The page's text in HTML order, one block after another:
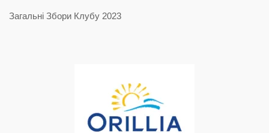
Загальні Збори Клубу 2023